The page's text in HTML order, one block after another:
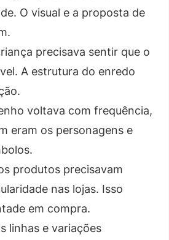
O visual e a proposta de
precisava sentir que o
A estrutura do enredo
voltava com frequência,
eram os personagens e
produtos precisavam
nas lojas. Isso
em compra.
linhas e variações